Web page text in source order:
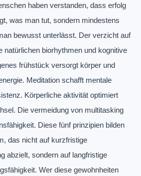
haben verstanden, dass erfolg
was man tut, sondern mindestens
bewusst unterlässt. Der verzicht auf
natürlichen biorhythmen und kognitive
frühstück versorgt körper und
Meditation schafft mentale
Körperliche aktivität optimiert
Die vermeidung von multitasking
Diese fünf prinzipien bilden
das nicht auf kurzfristige
abzielt, sondern auf langfristige
Wer diese gewohnheiten